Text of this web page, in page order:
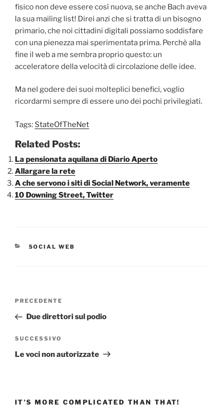
fisico non deve essere così nuova, se anche Bach aveva
la sua mailing list! Direi anzi che si tratta di un bisogno
primario, che noi cittadini digitali possiamo soddisfare
con una pienezza mai sperimentata prima. Perchè alla
fine il web a me sembra proprio questo: un
acceleratore della velocità di circolazione delle idee.
Ma nel godere dei suoi molteplici benefici, voglio
ricordarmi sempre di essere uno dei pochi privilegiati.
Tags: StateOfTheNet
Related Posts:
La pensionata aquilana di Diario Aperto
Allargare la rete
A che servono i siti di Social Network, veramente
10 Downing Street, Twitter
CATEGORIE
SOCIAL WEB
Navigazione
Articolo
precedente:
PRECEDENTE
Due direttori sul podio
Articolo
successivo
SUCCESSIVO
Le voci non autorizzate
IT’S MORE COMPLICATED THAN THAT!